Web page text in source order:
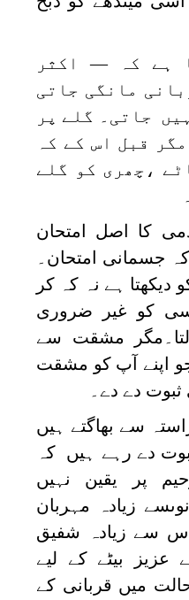
ہے کہ — اکثر
مانگی جاتی
جاتی۔ گلے پر
قبل اس کے کہ
،چھری کو گلے
کا اصل امتحان
جسمانی امتحان۔
دیکھتا ہے نہ کہ کر
کو غیر ضروری
مشقت سے
اپنے آپ کو مشقت
ثبوت دے دے۔
سے بھاگتے ہیں
دے رہے ہیں کہ
پر یقین نہیں
زیادہ مہربان
اس سے زیادہ شفیق
عزیز بیٹے کے لیے
میں قربانی کے